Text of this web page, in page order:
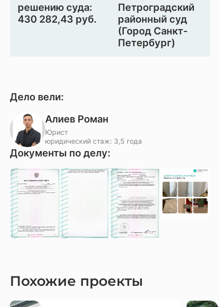
решению суда:
430 282,43 руб.
Петроградский
районный суд
(Город Санкт-
Петербург)
Дело вели:
Алиев Роман
Юрист
юридический стаж: 3,5 года
Документы по делу:
Похожие проекты